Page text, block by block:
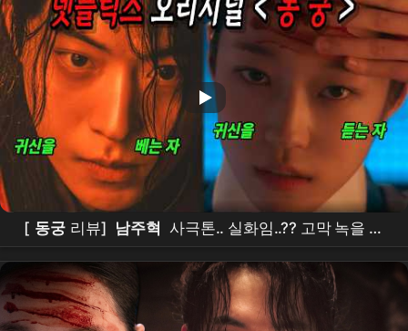
[ 동궁 리뷰] 남주혁
사극톤.. 실화임..?? 고막 녹을 것
같음... 소름 돋는 디테일ㄷㄷ 넷플릭스 미쳐따 진짜...
재미있는 건 다 있는데??? #the east palace